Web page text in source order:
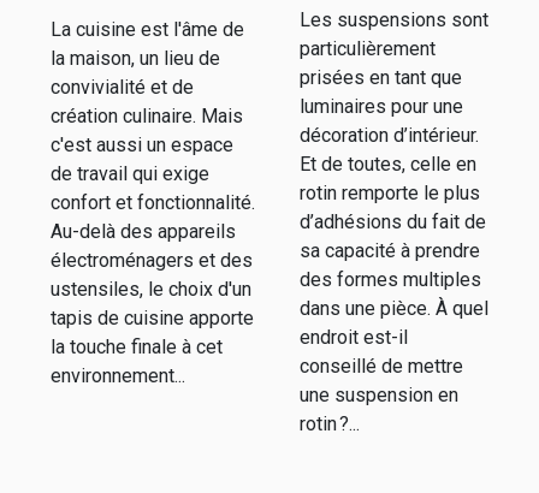
parfait pour
votre maison :
confort, style
et
fonctionnalité
La cuisine est l'âme de
la maison, un lieu de
convivialité et de
création culinaire. Mais
c'est aussi un espace
de travail qui exige
confort et fonctionnalité.
Au-delà des appareils
électroménagers et des
ustensiles, le choix d'un
tapis de cuisine apporte
la touche finale à cet
environnement...
dans sa
décoration
d’intérieur ?
Les suspensions sont
particulièrement
prisées en tant que
luminaires pour une
décoration d’intérieur.
Et de toutes, celle en
rotin remporte le plus
d’adhésions du fait de
sa capacité à prendre
des formes multiples
dans une pièce. À quel
endroit est-il
conseillé de mettre
une suspension en
rotin ?...